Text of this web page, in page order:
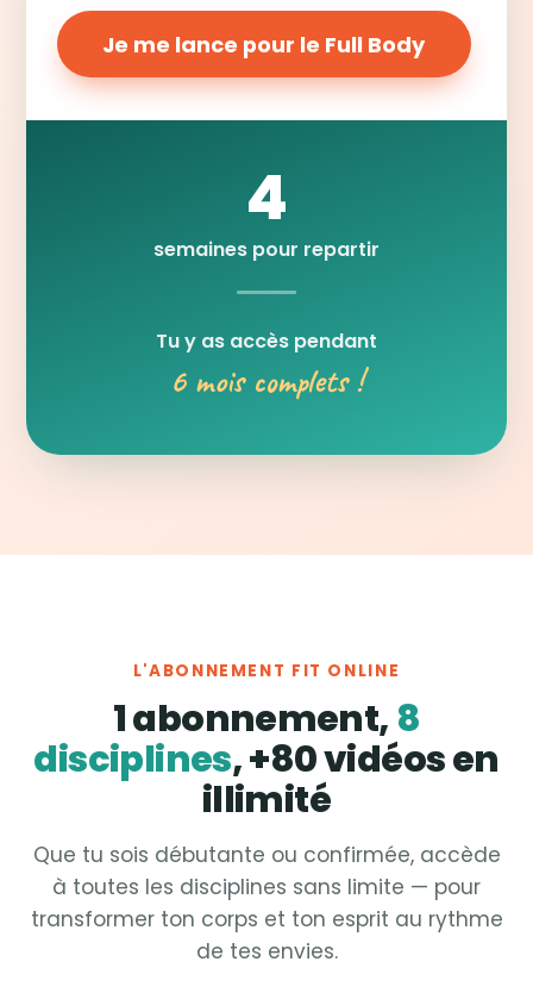
Je me lance pour le Full Body
4
semaines pour repartir
Tu y as accès pendant
6 mois complets !
L'ABONNEMENT FIT ONLINE
1 abonnement, 8
disciplines, +80 vidéos en
illimité
Que tu sois débutante ou confirmée, accède
à toutes les disciplines sans limite — pour
transformer ton corps et ton esprit au rythme
de tes envies.